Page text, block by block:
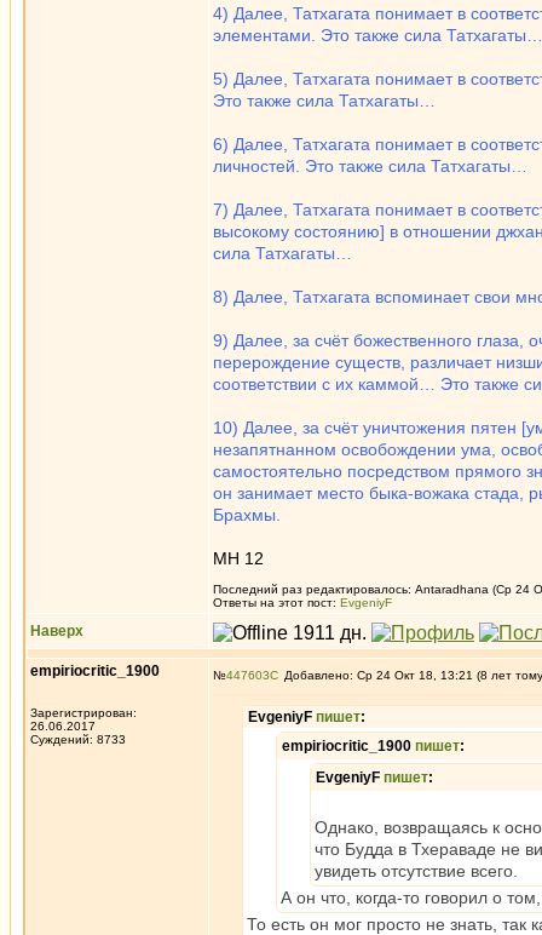
4) Далее, Татхагата понимает в
элементами. Это также сила Татхагаты…
5) Далее, Татхагата понимает в
Это также сила Татхагаты…
6) Далее, Татхагата понимает в
личностей. Это также сила Татхагаты…
7) Далее, Татхагата понимает в
высокому состоянию] в отношении
сила Татхагаты…
8) Далее, Татхагата вспоминает свои
9) Далее, за счёт божественного глаза,
перерождение существ, различает
соответствии с их каммой… Это также
10) Далее, за счёт уничтожения пятен
незапятнанном освобождении ума,
самостоятельно посредством прямого
он занимает место быка-вожака стада,
Брахмы.
МН 12
Последний раз редактировалось: Antaradhana (Ср 24
Ответы на этот пост: EvgeniyF
Наверх
empiriocritic_1900
Зарегистрирован:
26.06.2017
Суждений: 8733
№447603 Добавлено: Ср 24 Окт 18, 13:21 (8 лет
EvgeniyF пишет:
empiriocritic_1900 пишет:
EvgeniyF пишет:
Однако, возвращаясь к
что Будда в Тхераваде не
увидеть отсутствие всего.
А он что, когда-то говорил о
То есть он мог просто не знать, так